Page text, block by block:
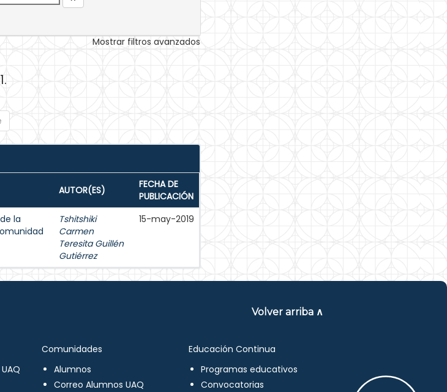
Mostrar filtros avanzados
AUTOR(ES)
FECHA DE
PUBLICACIÓN
la
Tshitshiki
Carmen
Teresita Guillén
Gutiérrez
15-may-2019
Volver arriba ∧
Comunidades
Alumnos
Correo Alumnos UAQ
Educación Continua
Programas educativos
Convocatorias